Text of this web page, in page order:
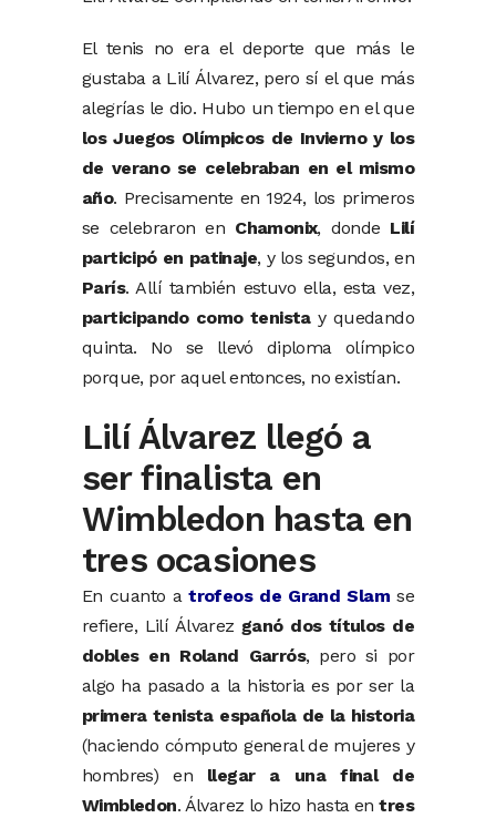
El tenis no era el deporte que más le
gustaba a Lilí Álvarez, pero sí el que más
alegrías le dio. Hubo un tiempo en el que
los Juegos Olímpicos de Invierno y los
de verano se celebraban en el mismo
año. Precisamente en 1924, los primeros
se celebraron en Chamonix, donde Lilí
participó en patinaje, y los segundos, en
París. Allí también estuvo ella, esta vez,
participando como tenistay quedando
quinta. No se llevó diploma olímpico
porque, por aquel entonces, no existían.
Lilí Álvarez llegó a
ser finalista en
Wimbledon hasta en
tres ocasiones
En cuanto atrofeos de Grand Slam se
refiere, Lilí Álvarez ganó dos títulos de
dobles en Roland Garrós, pero si por
algo ha pasado a la historia es por ser la
primera tenista española de la historia
(haciendo cómputo general de mujeres y
hombres) en llegar a una final de
Wimbledon. Álvarez lo hizo hasta entres